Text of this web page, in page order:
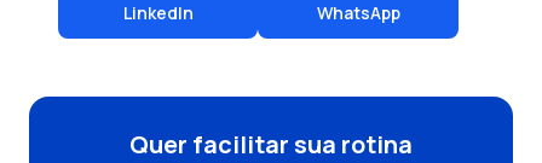
LinkedIn WhatsApp
Quer facilitar sua rotina